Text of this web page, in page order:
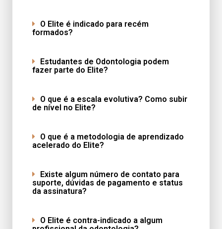
O Elite é indicado para recém
formados?
Estudantes de Odontologia podem
fazer parte do Elite?
O que é a escala evolutiva? Como subir
de nível no Elite?
O que é a metodologia de aprendizado
acelerado do Elite?
Existe algum número de contato para
suporte, dúvidas de pagamento e status
da assinatura?
O Elite é contra-indicado a algum